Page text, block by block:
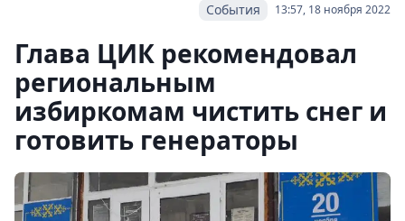
13:57, 18 ноября 2022
События
Глава ЦИК рекомендовал
региональным
избиркомам чистить снег и
готовить генераторы